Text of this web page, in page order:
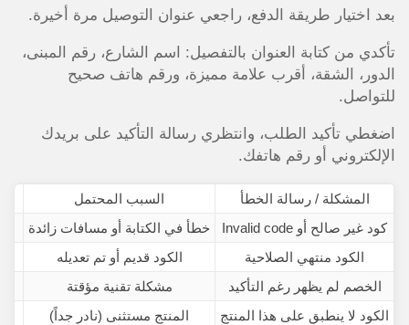
بعد اختيار طريقة الدفع، راجعي عنوان التوصيل مرة أخيرة.
تأكدي من كتابة العنوان بالتفصيل: اسم الشارع، رقم المبنى،
الدور، الشقة، أقرب علامة مميزة، ورقم هاتف صحيح
للتواصل.
اضغطي تأكيد الطلب، وانتظري رسالة التأكيد على بريدك
الإلكتروني أو رقم هاتفك.
المشكلة / رسالة الخطأ
السبب المحتمل
كود غير صالح أو Invalid code
خطأ في الكتابة أو مسافات زائدة
الكود منتهي الصلاحية
الكود قديم أو تم تعديله
الخصم لم يظهر رغم التأكيد
مشكلة تقنية مؤقتة
الكود لا ينطبق على هذا المنتج
المنتج مستثنى (نادر جداً)